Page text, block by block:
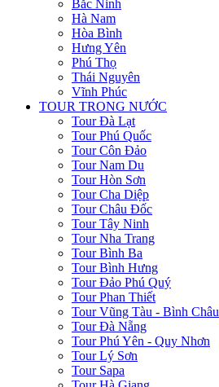
Bắc Ninh
Hà Nam
Hòa Bình
Hưng Yên
Phú Thọ
Thái Nguyên
Vĩnh Phúc
TOUR TRONG NƯỚC
Tour Đà Lạt
Tour Phú Quốc
Tour Côn Đảo
Tour Nam Du
Tour Hòn Sơn
Tour Cha Diệp
Tour Châu Đốc
Tour Tây Ninh
Tour Nha Trang
Tour Bình Ba
Tour Bình Hưng
Tour Đảo Phú Quý
Tour Phan Thiết
Tour Vũng Tàu - Bình Châu
Tour Đà Nẵng
Tour Phú Yên - Quy Nhơn
Tour Lý Sơn
Tour Sapa